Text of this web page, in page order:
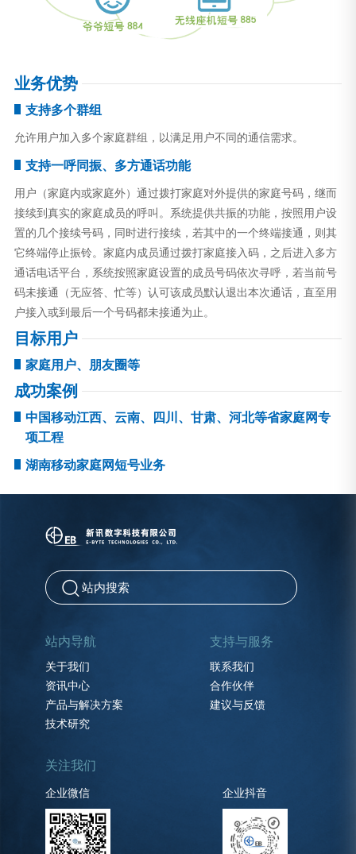
业务优势
支持多个群组
允许用户加入多个家庭群组，以满足用户不同的通信需求。
支持一呼同振、多方通话功能
用户（家庭内或家庭外）通过拨打家庭对外提供的家庭号码，继而
接续到真实的家庭成员的呼叫。系统提供共振的功能，按照用户设
置的几个接续号码，同时进行接续，若其中的一个终端接通，则其
它终端停止振铃。家庭内成员通过拨打家庭接入码，之后进入多方
通话电话平台，系统按照家庭设置的成员号码依次寻呼，若当前号
码未接通（无应答、忙等）认可该成员默认退出本次通话，直至用
户接入或到最后一个号码都未接通为止。
目标用户
家庭用户、朋友圈等
成功案例
中国移动江西、云南、四川、甘肃、河北等省家庭网专
项工程
湖南移动家庭网短号业务
站内导航
关于我们
资讯中心
产品与解决方案
技术研究
支持与服务
联系我们
合作伙伴
建议与反馈
关注我们
企业微信 企业抖音